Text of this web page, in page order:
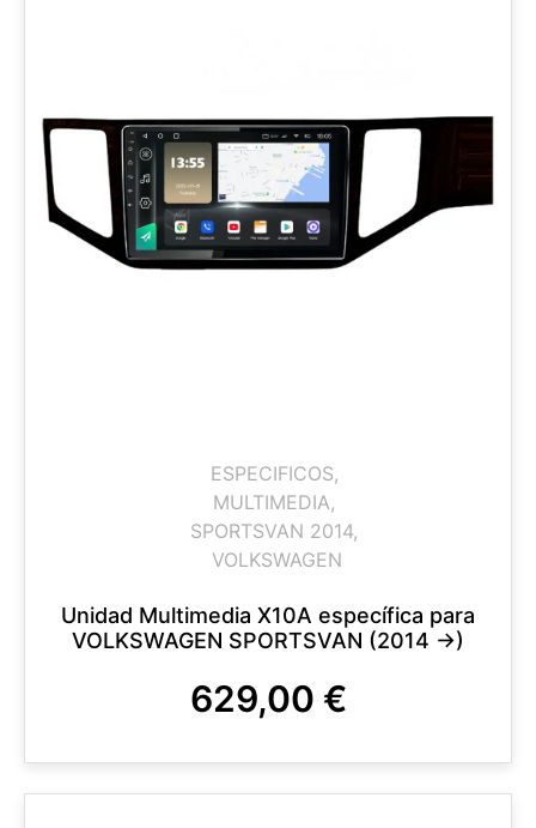
ESPECIFICOS,
MULTIMEDIA,
SPORTSVAN 2014,
VOLKSWAGEN
Unidad Multimedia X10A específica para
VOLKSWAGEN SPORTSVAN (2014 ->)
629,00 €